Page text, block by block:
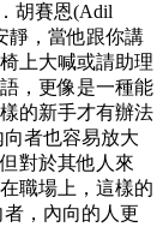
胡賽恩(Adil
靜，當他跟你講
上大喊或請助理
，更像是一種能
的新手才有辦法
者也容易放大
對於其他人來
職場上，這樣的
，內向的人更